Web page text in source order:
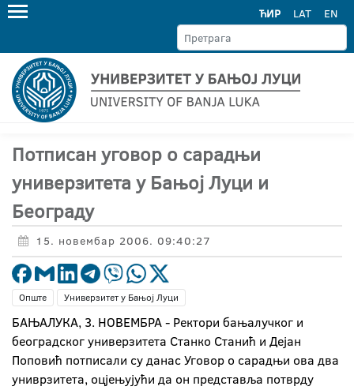
ЋИР LAT EN
Потписан уговор о сарадњи
универзитета у Бањој Луци и
Београду
15. новембар 2006. 09:40:27
Опште Универзитет у Бањој Луци
БАЊАЛУКА, 3. НОВЕМБРА - Ректори бањалучког и
београдског универзитета Станко Станић и Дејан
Поповић потписали су данас Уговор о сарадњи ова два
униврзитета, оцјењујући да он представља потврду